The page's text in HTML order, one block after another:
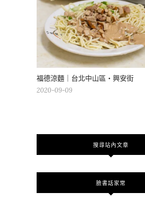
福德涼麵｜台北中山區・興安街
2020-09-09
搜尋站內文章
臉書話家常